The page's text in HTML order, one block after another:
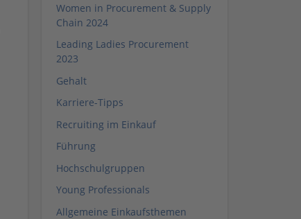
Women in Procurement & Supply
Chain 2024
Leading Ladies Procurement
2023
Gehalt
Karriere-Tipps
Recruiting im Einkauf
Führung
Hochschulgruppen
Young Professionals
Allgemeine Einkaufsthemen